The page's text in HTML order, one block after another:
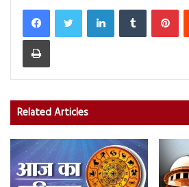
LinkedInTumblr
Print
Related Articles